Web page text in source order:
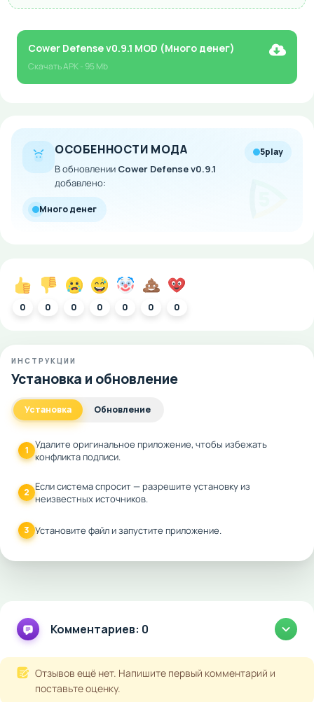
Cower Defense v0.9.1 MOD (Много денег)
СкачатьAPK- 95 Mb
ОСОБЕННОСТИ МОДА
В обновлении Cower Defense v0.9.1
добавлено:
5play
Много денег
0 0 0 0 0 0 0
ИНСТРУКЦИИ
Установка и обновление
Установка Обновление
1 Удалите оригинальное приложение, чтобы избежать
конфликта подписи.
2 Если система спросит — разрешите установку из
неизвестных источников.
3 Установите файл и запустите приложение.
Комментариев: 0
Отзывов ещё нет. Напишите первый комментарий и
поставьте оценку.